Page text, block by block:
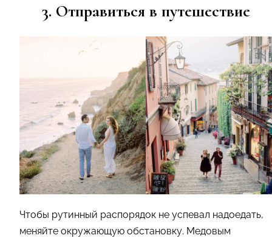
3. Отправиться в путешествие
Чтобы рутинный распорядок не успевал надоедать,
меняйте окружающую обстановку. Медовым